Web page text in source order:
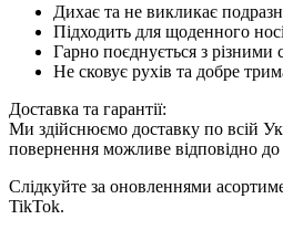
Дихає та не викликає
Підходить для щоденного
Гарно поєднується з різними
Не сковує рухів та добре
Доставка та гарантії:
Ми здійснюємо доставку по всій
повернення можливе відповідно
Слідкуйте за оновленнями
TikTok.